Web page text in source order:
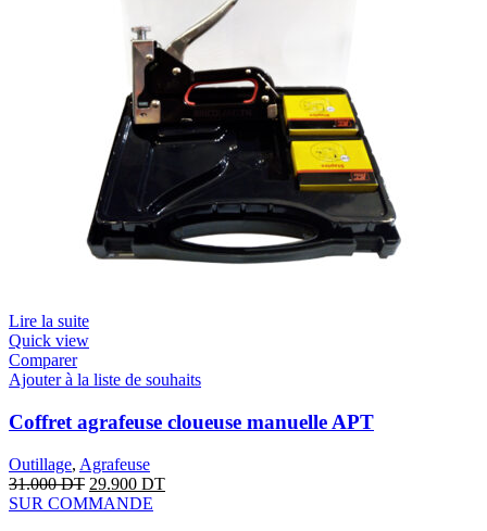
Lire la suite
Quick view
Comparer
Ajouter à la liste de souhaits
Coffret agrafeuse cloueuse manuelle APT
Outillage, Agrafeuse
31.000DT 29.900 DT
SUR COMMANDE